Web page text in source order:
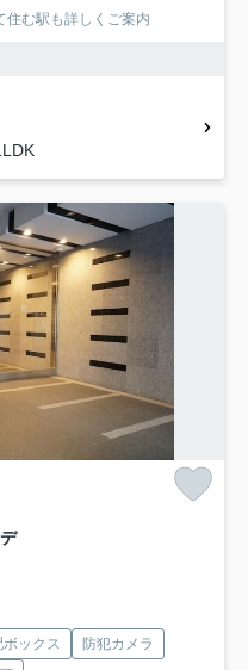
住む駅も詳しくご案内
ックス
防犯カメラ